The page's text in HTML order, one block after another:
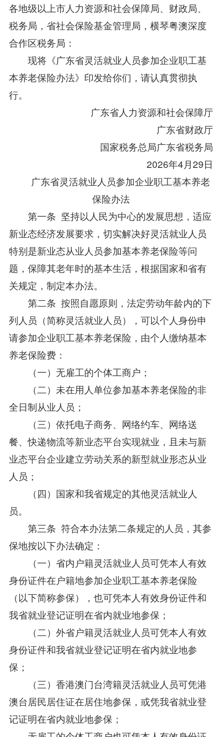
各地级以上市人力资源和社会保障局、财政局、
税务局，省社会保险基金管理局，横琴粤澳深度
合作区税务局：
现将《广东省灵活就业人员参加企业职工基
本养老保险办法》印发给你们，请认真贯彻执
行。
广东省人力资源和社会保障厅
广东省财政厅
国家税务总局广东省税务局
2026年4月29日
广东省灵活就业人员参加企业职工基本养老
保险办法
第一条 坚持以人民为中心的发展思想，适应
新业态经济发展要求，切实解决好灵活就业人员
特别是新业态从业人员参加基本养老保险等问
题，保障其老年时的基本生活，根据国家和省有
关规定，制定本办法。
第二条 按照自愿原则，法定劳动年龄内的下
列人员（简称灵活就业人员），可以个人身份申
请参加企业职工基本养老保险，由个人缴纳基本
养老保险费：
（一）无雇工的个体工商户；
（二）未在用人单位参加基本养老保险的非
全日制从业人员；
（三）依托电子商务、网络约车、网络送
餐、快递物流等新业态平台实现就业，且未与新
业态平台企业建立劳动关系的新型就业形态从业
人员；
（四）国家和我省规定的其他灵活就业人
员。
第三条 符合本办法第二条规定的人员，其参
保地按以下办法确定：
（一）省内户籍灵活就业人员可凭本人有效
身份证件在户籍地参加企业职工基本养老保险
（以下简称参保），也可凭本人有效身份证件和
我省就业登记证明在省内就业地参保；
（二）外省户籍灵活就业人员可凭本人有效
身份证件和我省就业登记证明在省内就业地参
保；
（三）香港澳门台湾籍灵活就业人员可凭港
澳台居民居住证在居住地参保，或凭我省就业登
记证明在省内就业地参保；